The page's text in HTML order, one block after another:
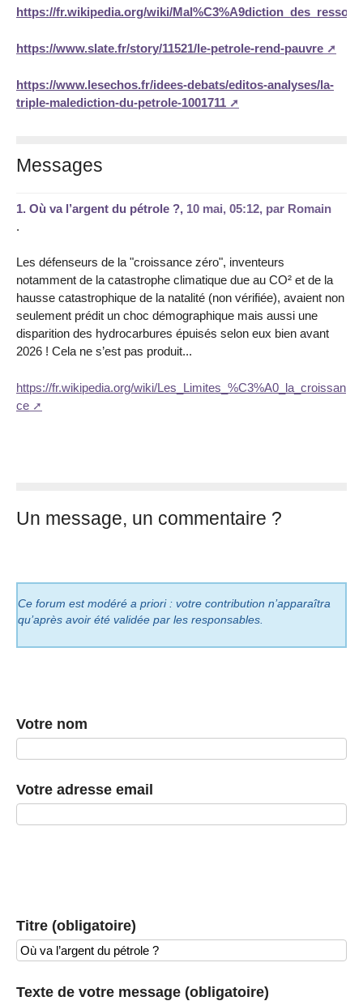
https://fr.wikipedia.org/wiki/
https://www.slate.fr/story/11521/le-petrole-rend-pauvre
https://www.lesechos.fr/idees-debats/editos-analyses/la-
triple-malediction-du-petrole-1001711
Messages
1. Où va l’argent du pétrole ?, 10 mai, 05:12, par Romain
.
Les défenseurs de la "croissance zéro", inventeurs
notamment de la catastrophe climatique due au CO² et de la
hausse catastrophique de la natalité (non vérifiée), avaient non
seulement prédit un choc démographique mais aussi une
disparition des hydrocarbures épuisés selon eux bien avant
2026 ! Cela ne s’est pas produit...
https://fr.wikipedia.org/wiki/Les_Limites_%C3%A0_la_croissan
ce
Un message, un commentaire ?
Ce forum est modéré a priori : votre contribution n’apparaîtra
qu’après avoir été validée par les responsables.
Votre nom
Votre adresse email
Titre (obligatoire)
Texte de votre message (obligatoire)